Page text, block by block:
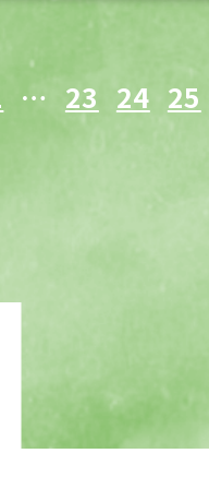
… 23 24 25